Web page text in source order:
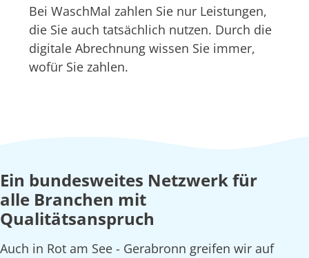
Bei WaschMal zahlen Sie nur Leistungen,
die Sie auch tatsächlich nutzen. Durch die
digitale Abrechnung wissen Sie immer,
wofür Sie zahlen.
Ein bundesweites Netzwerk für
alle Branchen mit
Qualitätsanspruch
Auch in Rot am See - Gerabronn greifen wir auf